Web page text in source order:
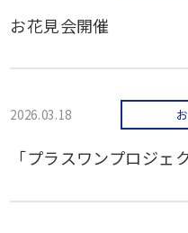
お花見会開催
2026.03.18
「プラスワンプロジェ